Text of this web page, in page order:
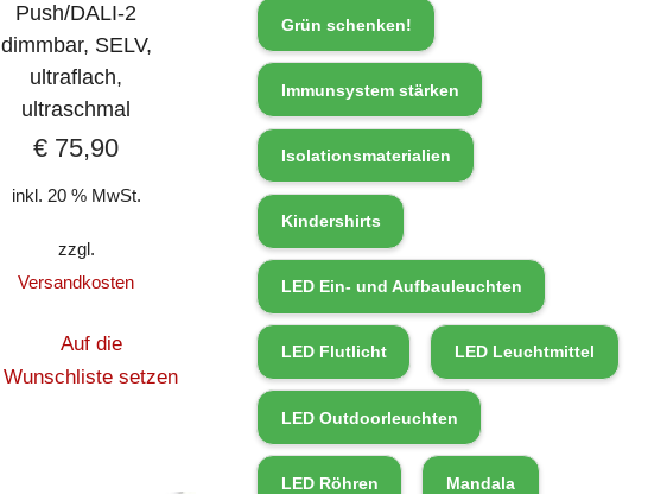
Push/DALI-2
dimmbar, SELV,
ultraflach,
ultraschmal
€ 75,90
inkl. 20 % MwSt.
zzgl.
Versandkosten
Auf die
Wunschliste setzen
Grün schenken!
Immunsystem stärken
Isolationsmaterialien
Kindershirts
LED Ein- und Aufbauleuchten
LED Flutlicht LED Leuchtmittel
LED Outdoorleuchten
LED Röhren Mandala